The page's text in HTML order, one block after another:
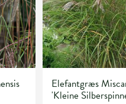
Elefantgræs
'Kleine